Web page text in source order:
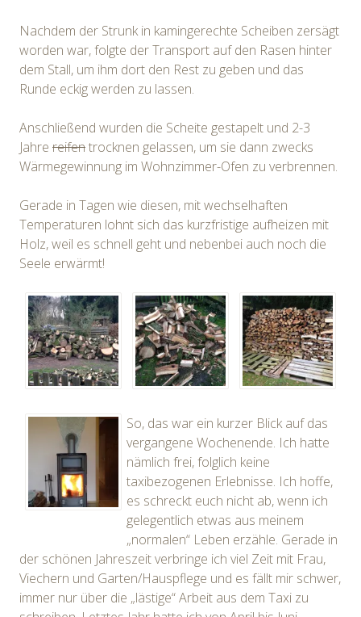
Nachdem der Strunk in kamingerechte Scheiben zersägt
worden war, folgte der Transport auf den Rasen hinter
dem Stall, um ihm dort den Rest zu geben und das
Runde eckig werden zu lassen.
Anschließend wurden die Scheite gestapelt und 2-3
Jahre reifentrocknen gelassen, um sie dann zwecks
Wärmegewinnung im Wohnzimmer-Ofen zu verbrennen.
Gerade in Tagen wie diesen, mit wechselhaften
Temperaturen lohnt sich das kurzfristige aufheizen mit
Holz, weil es schnell geht und nebenbei auch noch die
Seele erwärmt!
So, das war ein kurzer Blick auf das
vergangene Wochenende. Ich hatte
nämlich frei, folglich keine
taxibezogenen Erlebnisse. Ich hoffe,
es schreckt euch nicht ab, wenn ich
gelegentlich etwas aus meinem
„normalen“ Leben erzähle. Gerade in
der schönen Jahreszeit verbringe ich viel Zeit mit Frau,
Viechern und Garten/Hauspflege und es fällt mir schwer,
immer nur über die „lästige“ Arbeit aus dem Taxi zu